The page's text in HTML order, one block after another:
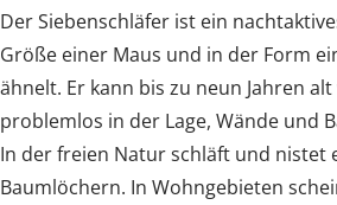
Der Siebenschläfer ist ein
Größe einer Maus und in der Form
ähnelt. Er kann bis zu neun Jahren
problemlos in der Lage, Wände und
In der freien Natur schläft und nistet
Baumlöchern. In Wohngebieten